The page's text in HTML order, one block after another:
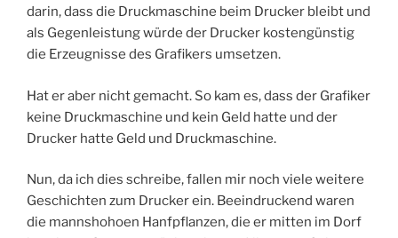
darin, dass die Druckmaschine beim Drucker bleibt und
als Gegenleistung würde der Drucker kostengünstig
die Erzeugnisse des Grafikers umsetzen.
Hat er aber nicht gemacht. So kam es, dass der Grafiker
keine Druckmaschine und kein Geld hatte und der
Drucker hatte Geld und Druckmaschine.
Nun, da ich dies schreibe, fallen mir noch viele weitere
Geschichten zum Drucker ein. Beeindruckend waren
die mannshohoen Hanfpflanzen, die er mitten im Dorf